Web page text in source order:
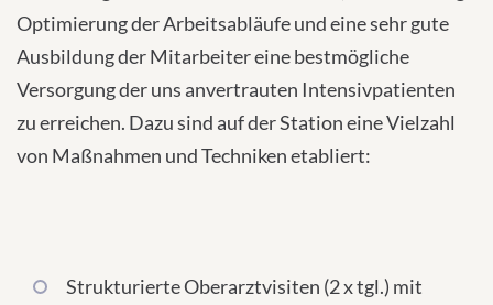
Optimierung der Arbeitsabläufe und eine sehr gute
Ausbildung der Mitarbeiter eine bestmögliche
Versorgung der uns anvertrauten Intensivpatienten
zu erreichen. Dazu sind auf der Station eine Vielzahl
von Maßnahmen und Techniken etabliert:
Strukturierte Oberarztvisiten (2 x tgl.) mit